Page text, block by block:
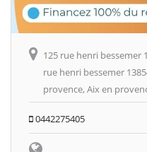
125 rue henri bessemer
rue henri bessemer
provence, Aix en
0442275405